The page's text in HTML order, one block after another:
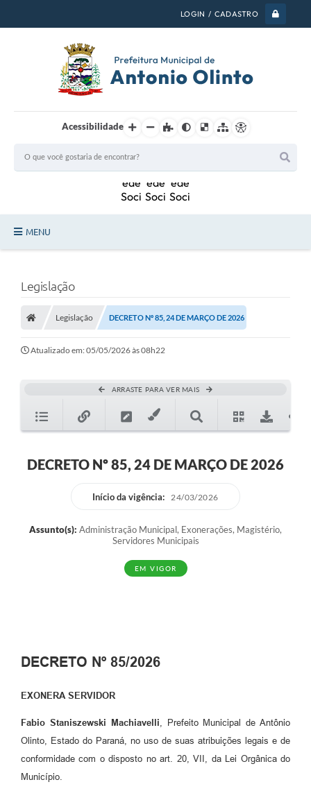
LOGIN / CADASTRO
Acessibilidade
MENU
Legislação
Secretarias
A Nossa Cidade
Plano Diretor 2025
Transparencia publica Agro Olinto
Carta de serviço ao usuario
Programa para Elaboração de Proposta
Resoluções
Portarias
Legislação
Legislação DECRETO Nº 85, 24 DE MARÇO DE 2026
Atualizado em: 05/05/2026 às 08h22
ARRASTE PARA VER MAIS
DECRETO Nº 85, 24 DE MARÇO DE 2026
Início da vigência: 24/03/2026
Assunto(s): Administração Municipal, Exonerações, Magistério,
Servidores Municipais
EM VIGOR
DECRETO Nº 85/2026
EXONERA SERVIDOR
Fabio Staniszewski Machiavelli, Prefeito Municipal de Antônio
Olinto, Estado do Paraná, no uso de suas atribuições legais e de
conformidade com o disposto no art. 20, VII, da Lei Orgânica do
Município.